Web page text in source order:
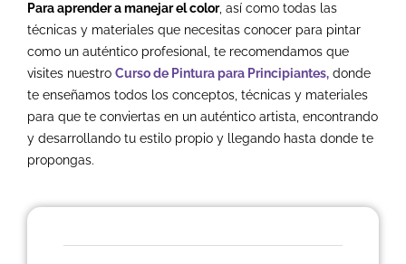
Para aprender a manejar el color, así como todas las
técnicas y materiales que necesitas conocer para pintar
como un auténtico profesional, te recomendamos que
visites nuestro Curso de Pintura para Principiantes, donde
te enseñamos todos los conceptos, técnicas y materiales
para que te conviertas en un auténtico artista, encontrando
y desarrollando tu estilo propio y llegando hasta donde te
propongas.